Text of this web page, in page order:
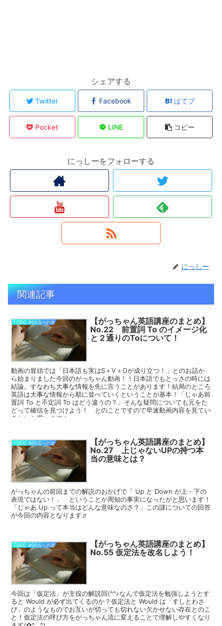
シェアする
Twitter Facebook はてブ
Pocket LINE コピー
にっしーをフォローする
にっしー
関連記事
TOEIC 800点への道
【がっちゃん英語講座のまとめ】
No.22 前置詞 To のイメージ化
と２通りのToについて！
動画の冒頭では「日本語も実はS＋V＋Oが成り立つ！」とのお話か
ら始まりました今回のがっちゃん動画！！日本語でもとっさの時には
結論、すなわち大事な情報を先に言うことがあります！結局のところ
英語は大事な情報から順に並べていくということが基本！「じゃあ前
置詞 To と不定詞 To はどう違うの？」そんな疑問についても元をた
どって確信を見つけよう！ とのことですので早速動画内容を見てい
きたいと思います！
TOEIC 800点への道
【がっちゃん英語講座のまとめ】
No.27 上じゃないUPの持つ本
当の意味とは？
がっちゃんの前回までの解説のおかげで「 Up と Down が上・下の
表現ではない！」 ということが周知の事実になったかと思います！
「じゃあ Up って本当はどんな意味なのさ？」この謎についての回答
が今回の内容となります♬
TOEIC 800点への道
【がっちゃん英語講座のまとめ】
No.55 仮定法を改名しよう！
今回は「仮定法」が主役の解説回(^^♪なんで仮定法を勉強しようとす
ると Would が必ず出てくるのか？仮定法と Would は「すしとわさ
び」のようなものでお互いが切っても切れない欠かせない存在とのこ
と！仮定法の呼び方をがっちゃん流に変えることで理解しやすくなり